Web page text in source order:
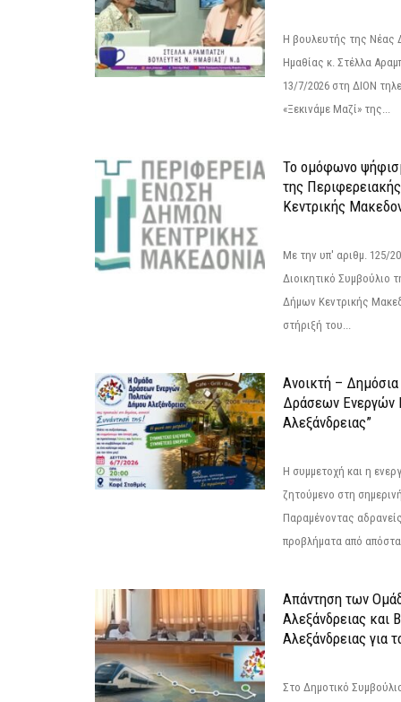
Η βουλευτής της Νέας
Ημαθίας κ. Στέλλα
13/7/2026 στη ΔΙΟΝ
«Ξεκινάμε Μαζί» της...
Το ομόφωνο
της
Κεντρικής
Με την υπ' αριθμ. 125/
Διοικητικό Συμβούλιο
Δήμων Κεντρικής
στήριξή του...
Ανοικτή –
Δράσεων Eνεργών
Αλεξάνδρειας”
Η συμμετοχή και η
ζητούμενο στη
Παραμένοντας
προβλήματα από
Απάντηση των
Αλεξάνδρειας και
Αλεξάνδρειας για
Στο Δημοτικό